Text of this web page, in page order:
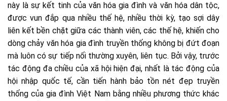
này là sự kết tinh của văn hóa gia đình và văn hóa dân tộc,
được vun đắp qua nhiều thế hệ, nhiều thời kỳ, tạo sợi dây
liên kết bền chặt giữa các thành viên, các thế hệ, khiến cho
dòng chảy văn hóa gia đình truyền thống không bị đứt đoạn
mà luôn có sự tiếp nối thường xuyên, liên tục. Bởi vậy, trước
tác động đa chiều của xã hội hiện đại, nhất là tác động của
hội nhập quốc tế, cần tiến hành bảo tồn nét đẹp truyền
thống của gia đình Việt Nam bằng nhiều phương thức khác